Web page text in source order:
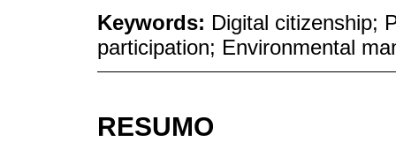
Keywords: Digital citizenship;
participation; Environmental
RESUMO